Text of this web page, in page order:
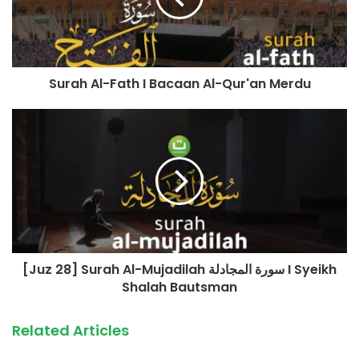
#tadabburdaily #ramadhan1444h ramadhan 1444 h amalan
di bulan suci ramadhan
dzikir malam pembuka rezeki,dzikir malam pembuka rezeki
dari segala penjuru,dzikir malam pembuka rezeki
muzammil,dzikir malam pembuka rezeki tanpa iklan,dzikir
malam pembuka rezeki dan kesehatan,dzikir malam
pembuka rezeki hanan attaki,dzikir malam pembuka rezeki
pelunas hutang,doa dzikir malam pembuka rezeki dari
segala penjuru,dzikir malam pembuka rezeki lafadz
doa,doa dzikir malam pembuka pintu rezeki,zikir,dzikir,al
matsurat,merdu,dzikir penyejuk hati,doa malam
source
Surah Al-Fath I Bacaan Al-Qur'an Merdu
[Juz 28] Surah Al-Mujadilah سورة المجادلة I Syeikh
Shalah Bautsman
Related Articles